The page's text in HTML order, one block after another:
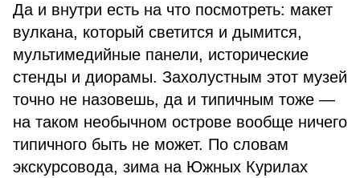
Да и внутри есть на что посмотреть: макет
вулкана, который светится и дымится,
мультимедийные панели, исторические
стенды и диорамы. Захолустным этот музей
точно не назовешь, да и типичным тоже —
на таком необычном острове вообще ничего
типичного быть не может. По словам
экскурсовода, зима на Южных Курилах